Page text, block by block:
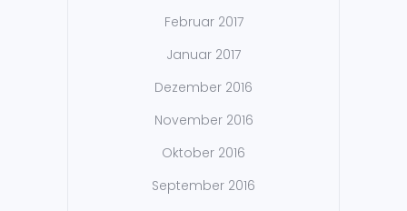
Februar 2017
Januar 2017
Dezember 2016
November 2016
Oktober 2016
September 2016